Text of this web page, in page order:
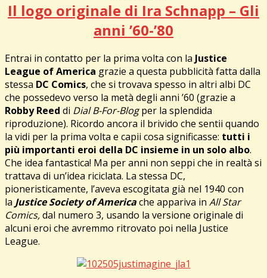
Il logo originale di Ira Schnapp – Gli
anni ’60-’80
Entrai in contatto per la prima volta con la Justice
League of America grazie a questa pubblicità fatta dalla
stessa DC Comics, che si trovava spesso in altri albi DC
che possedevo verso la metà degli anni ’60 (grazie a
Robby Reed di Dial B-For-Blogper la splendida
riproduzione). Ricordo ancora il brivido che sentii quando
la vidi per la prima volta e capii cosa significasse: tutti i
più importanti eroi della DC insieme in un solo albo.
Che idea fantastica! Ma per anni non seppi che in realtà si
trattava di un’idea riciclata. La stessa DC,
pioneristicamente, l’aveva escogitata già nel 1940 con
la Justice Society of Americache appariva in All Star
Comics,dal numero 3, usando la versione originale di
alcuni eroi che avremmo ritrovato poi nella Justice
League.